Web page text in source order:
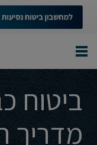
ביטוח
מדריך